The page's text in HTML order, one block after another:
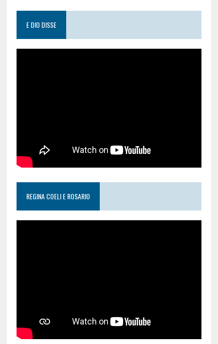
E DIO DISSE
REGINA COELI E ROSARIO